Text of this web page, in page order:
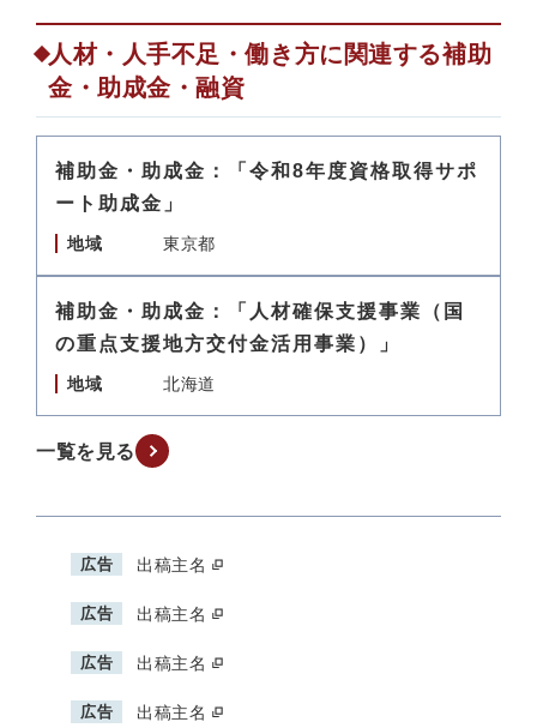
人材・人手不足・働き方に関連する補助
金・助成金・融資
補助金・助成金：「令和8年度資格取得サポ
ート助成金」
地域 東京都
補助金・助成金：「人材確保支援事業（国
の重点支援地方交付金活用事業）」
地域 北海道
一覧を見る
広告 出稿主名
広告 出稿主名
広告 出稿主名
広告 出稿主名